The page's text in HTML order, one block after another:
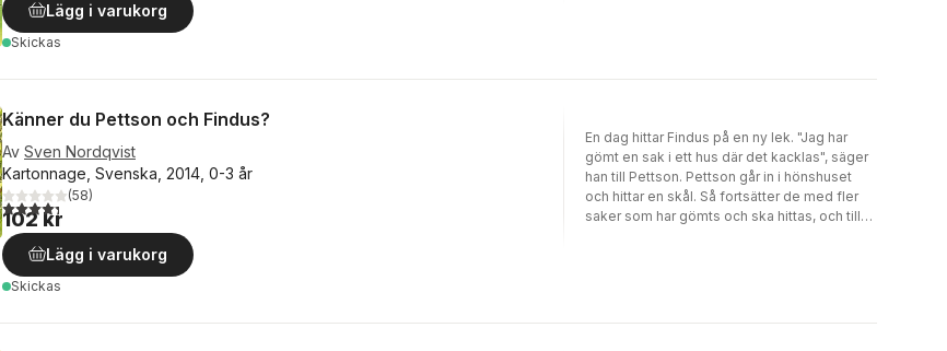
Lägg i varukorg
Skickas
Känner du Pettson och Findus?
Av Sven Nordqvist
Kartonnage, Svenska, 2014, 0-3 år
4,3utav 5 stjärnor. Totalt antal röster:
(58)
102 kr
Lägg i varukorg
Skickas
En dag hittar Findus på en ny lek. "Jag har
gömt en sak i ett hus där det kacklas", säger
han till Pettson. Pettson går in i hönshuset
och hittar en skål. Så fortsätter de med fler
saker som har gömts och ska hittas, och till